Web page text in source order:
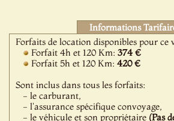
Informations
Forfaits de location disponibles pour ce
Forfait 4h et 120 Km:374 €
Forfait 5h et 120 Km:420 €
Sont inclus dans tous les forfaits:
- le carburant,
- l'assurance spécifique convoyage,
- le véhicule et son propriétaire (Pas